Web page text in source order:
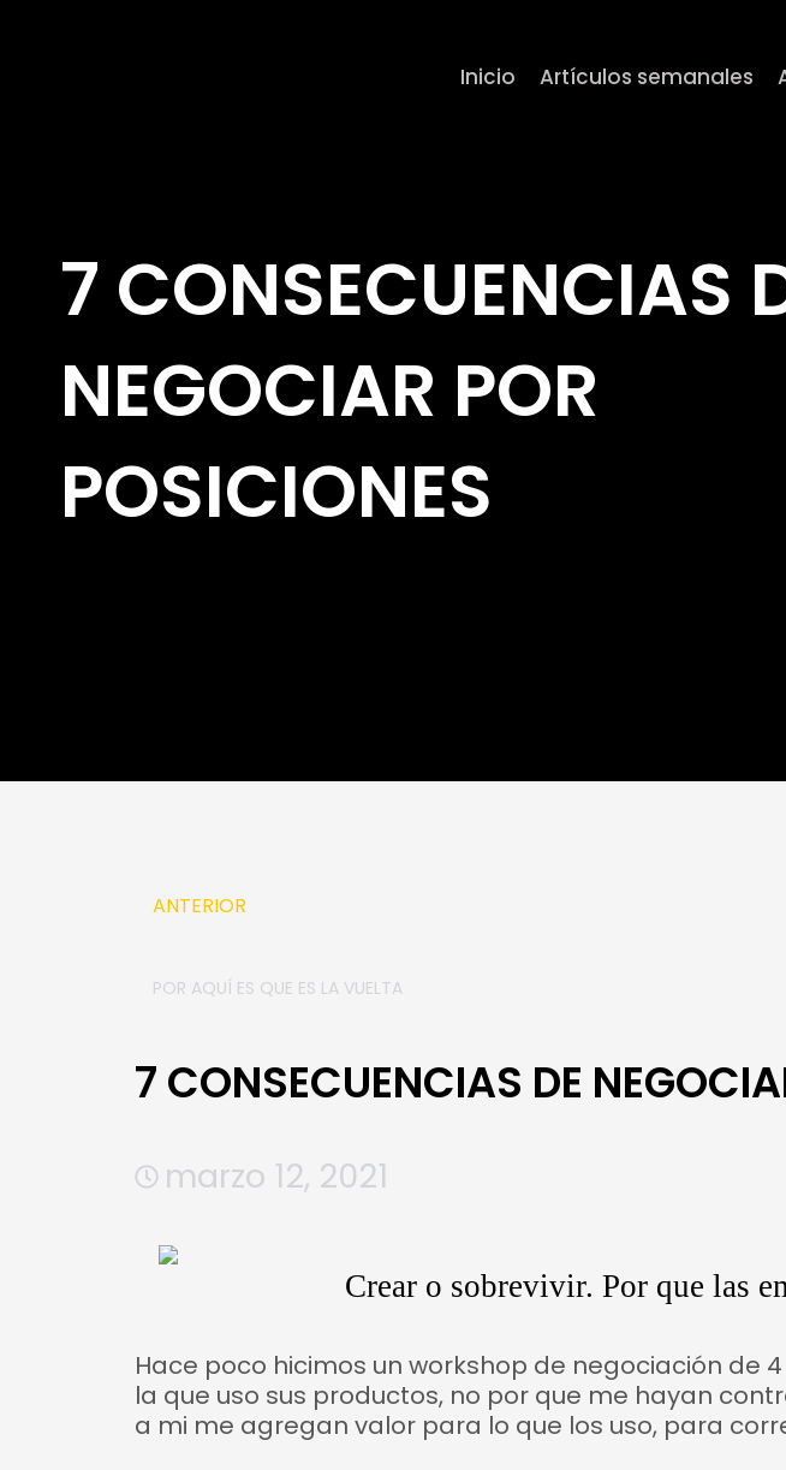
Inicio Artículos semanales
7 CONSECUENCIAS
NEGOCIAR POR
POSICIONES
Prev
ANTERIOR
POR AQUÍ ES QUE ES LA VUELTA
7 CONSECUENCIAS DE
marzo 12, 2021
Hace poco hicimos un workshop de negociación de
la que uso sus productos, no por que me hayan
a mi me agregan valor para lo que los uso, para